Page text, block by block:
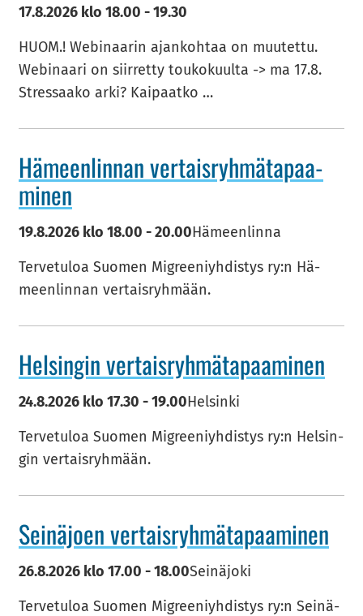
17.8.2026 klo 18.00 -19.30
HUOM.! Webinaarin ajan­koh­taa on muu­tet­tu.
Webinaari on siir­ret­ty tou­ko­kuul­ta -> ma 17.8.
Stres­saa­ko arki? Kai­paat­ko …
Hä­meen­lin­nan ver­tais­ryh­mä­ta­paa­
mi­nen
19.8.2026 klo 18.00 -20.00Hämeenlinna
Ter­ve­tu­loa Suo­men Migree­niyh­dis­tys ry:n Hä­
meen­lin­nan ver­tais­ryh­mään.
Hel­sin­gin ver­tais­ryh­mä­ta­paa­mi­nen
24.8.2026 klo 17.30 -19.00Helsinki
Ter­ve­tu­loa Suo­men Migree­niyh­dis­tys ry:n Hel­sin­
gin ver­tais­ryh­mään.
Sei­nä­joen ver­tais­ryh­mä­ta­paa­mi­nen
26.8.2026 klo 17.00 -18.00Seinäjoki
Ter­ve­tu­loa Suo­men Migree­niyh­dis­tys ry:n Sei­nä­